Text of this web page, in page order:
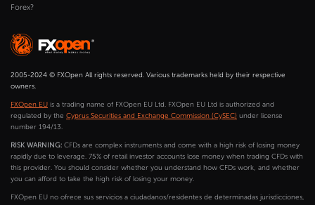
Forex?
2005-2024 © FXOpen All rights reserved. Various trademarks held by their respective
owners.
FXOpen EU is a trading name of FXOpen EU Ltd. FXOpen EU Ltd is authorized and
regulated by the Cyprus Securities and Exchange Commission (CySEC) under license
number 194/13.
RISK WARNING: CFDs are complex instruments and come with a high risk of losing money
rapidly due to leverage. 75% of retail investor accounts lose money when trading CFDs with
this provider. You should consider whether you understand how CFDs work, and whether
you can afford to take the high risk of losing your money.
FXOpen EU no ofrece sus servicios a ciudadanos/residentes de determinadas jurisdicciones,